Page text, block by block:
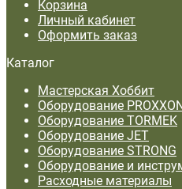
Корзина
Личный кабинет
Оформить заказ
Каталог
Мастерская Хоббит
Оборудование
Оборудование TORMEK
Оборудование JET
Оборудование STRONG
Оборудование и
Расходные материалы